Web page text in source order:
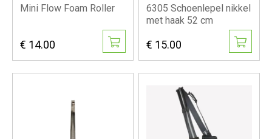
Mini Flow Foam Roller
€ 14.00
6305 Schoenlepel nikkel
met haak 52 cm
€ 15.00